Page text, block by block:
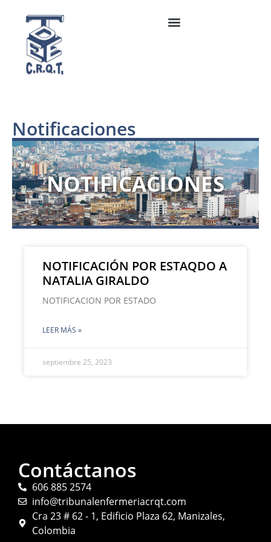
Notificaciones
NOTIFICACIONES
NOTIFICACIÓN POR ESTAQDO A
NATALIA GIRALDO
NOTIFICACION POR ESTADO
LEER MÁS »
septiembre 25, 2023
Contáctanos
606 885 2574
info@tribunalenfermeriacrqt.com
Cra 23 # 62 - 1, Edificio Plaza 62, Manizales,
Colombia